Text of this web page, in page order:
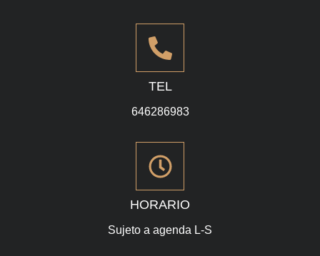
TEL
646286983
HORARIO
Sujeto a agenda L-S